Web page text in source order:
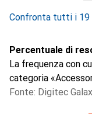
Confronta tutti i 19
Percentuale di
La frequenza con
categoria
Fonte: Digitec